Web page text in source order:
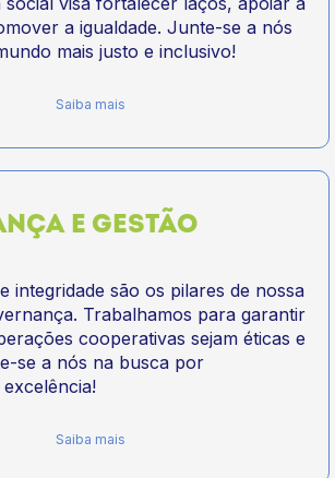
a igualdade. Junte-se a nós
mais justo e inclusivo!
Saiba mais
E GESTÃO
integridade são os pilares de nossa
Trabalhamos para garantir
cooperativas sejam éticas e
se a nós na busca por
Saiba mais